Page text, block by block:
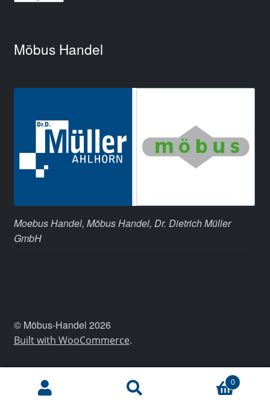
Möbus Handel
Moebus Handel, Möbus Handel, Dr. Dietrich Müller
GmbH
© Möbus-Handel 2026
Built with WooCommerce.
0